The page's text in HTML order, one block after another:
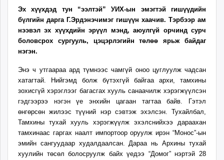
ikon.mn
mnb.mn
Livetv.mn
Eguur.mn
24tsag.mn
shuud.mn
eagle.mn
ergelt.mn
zarig.mn
zuv.mn
mminfo.mn
Эх хүүхдэд тун “ээлтэй” УИХ-ын эмэгтэй гишүүдийн
бүлгийн дарга Г.Эрдэнэчимэг гишүүн хаачив. Тэрбээр ам
нээвэл эх хүүхдийн эрүүл мэнд, аюулгүй орчинд сурч
боловсрох сургууль, цэцэрлэгийн төлөө ярьж байдаг
нэгэн.
Энэ ч утгаараа ард түмнээс чамгүй оноо цуглуулж чадсан
хатагтай. Нийгэмд болж бүтэхгүй байгаа архи, тамхины
зохисгүй хэрэглээг багасгах хууль санаачилж хэрэгжүүлсэн
гэдгээрээ нэгэн үе энхийн цагаан тагтаа байв. Гэтэл
өнгөрсөн жилээс түүний нэр сэвтэж эхэлсэн. Тухайлбал,
Тамхины тухай хууль хэрэгжүүлж эхэлснийхээ дараахан
тамхинаас гаргах наалт импортоор оруулж ирэн “Монос”-ын
эмийн сангуудаар худалдаалсан. Дараа нь Архины тухай
хуулийн төсөл болосруулж байх үедээ “Домог” нэртэй 28